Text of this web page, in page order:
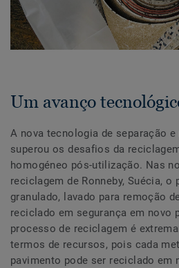
Um avanço
A nova tecnologia de separação
superou os desafios da
homogéneo pós-utilização. Nas
reciclagem de Ronneby, Suécia, o
granulado, lavado para remoção
reciclado em segurança em novo
processo de reciclagem é
termos de recursos, pois cada
pavimento pode ser reciclado em